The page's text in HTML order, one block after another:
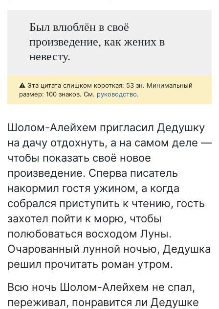
Был влюблён в своё
произведение, как жених в
невесту.
⚠️ Эта цитата слишком короткая: 53 зн. Минимальный
размер: 100 знаков. См. руководство.
Шолом-Алейхем пригласил Дедушку
на дачу отдохнуть, а на самом деле —
чтобы показать своё новое
произведение. Сперва писатель
накормил гостя ужином, а когда
собрался приступить к чтению, гость
захотел пойти к морю, чтобы
полюбоваться восходом Луны.
Очарованный лунной ночью, Дедушка
решил прочитать роман утром.
Всю ночь Шолом-Алейхем не спал,
переживал, понравится ли Дедушке